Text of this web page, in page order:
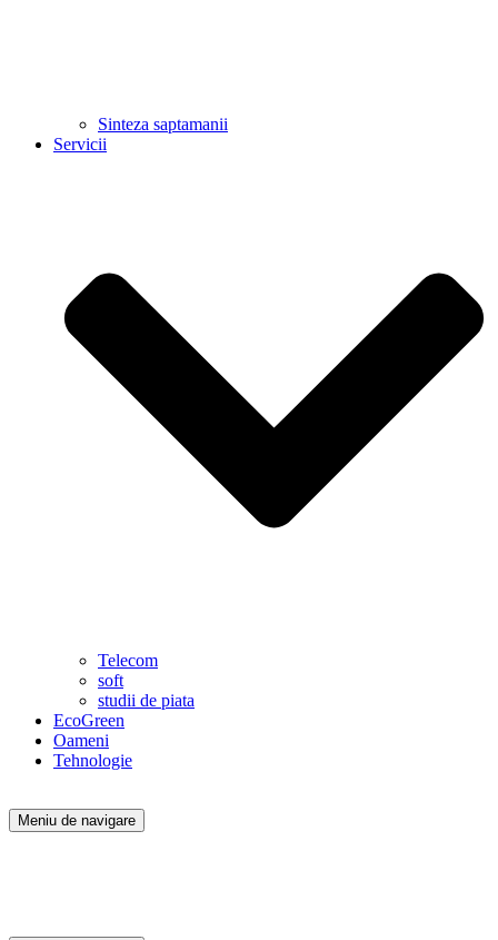
Sinteza saptamanii
Servicii
Telecom
soft
studii de piata
EcoGreen
Oameni
Tehnologie
Meniu de navigare